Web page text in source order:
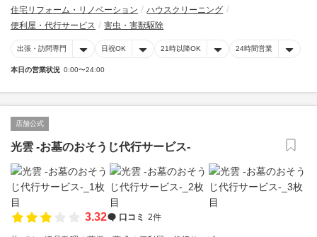
住宅リフォーム・リノベーション
ハウスクリーニング
便利屋・代行サービス
害虫・害獣駆除
出張・訪問専門 日祝OK 21時以降OK 24時間営業
本日の営業状況 0:00〜24:00
店舗公式
光雲 -お墓のおそうじ代行サービス-
3.32 口コミ 2件